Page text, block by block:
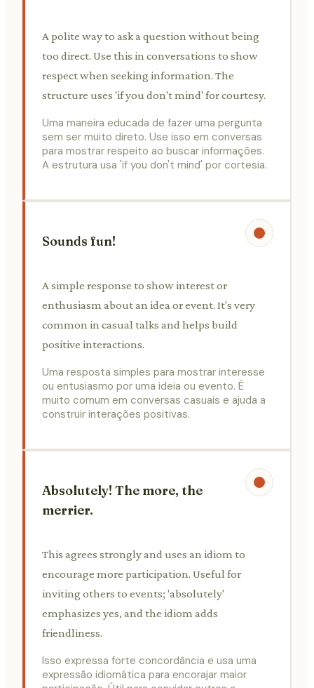
A polite way to ask a question without being
too direct. Use this in conversations to show
respect when seeking information. The
structure uses 'if you don't mind' for courtesy.
Uma maneira educada de fazer uma pergunta
sem ser muito direto. Use isso em conversas
para mostrar respeito ao buscar informações.
A estrutura usa 'if you don't mind' por cortesia.
Sounds fun!
A simple response to show interest or
enthusiasm about an idea or event. It's very
common in casual talks and helps build
positive interactions.
Uma resposta simples para mostrar interesse
ou entusiasmo por uma ideia ou evento. É
muito comum em conversas casuais e ajuda a
construir interações positivas.
Absolutely! The more, the
merrier.
This agrees strongly and uses an idiom to
encourage more participation. Useful for
inviting others to events; 'absolutely'
emphasizes yes, and the idiom adds
friendliness.
Isso expressa forte concordância e usa uma
expressão idiomática para encorajar maior